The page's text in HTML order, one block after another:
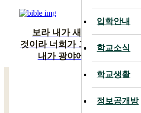
입학안내
학교소식
학교생활
정보공개방
입학안내
학교소식
학교생활
정보공개방
보라 내가 새 일을 행하리
것이라 너희가 그것을 알지 못
내가 광야에 길을 사막에
이사야 43:19